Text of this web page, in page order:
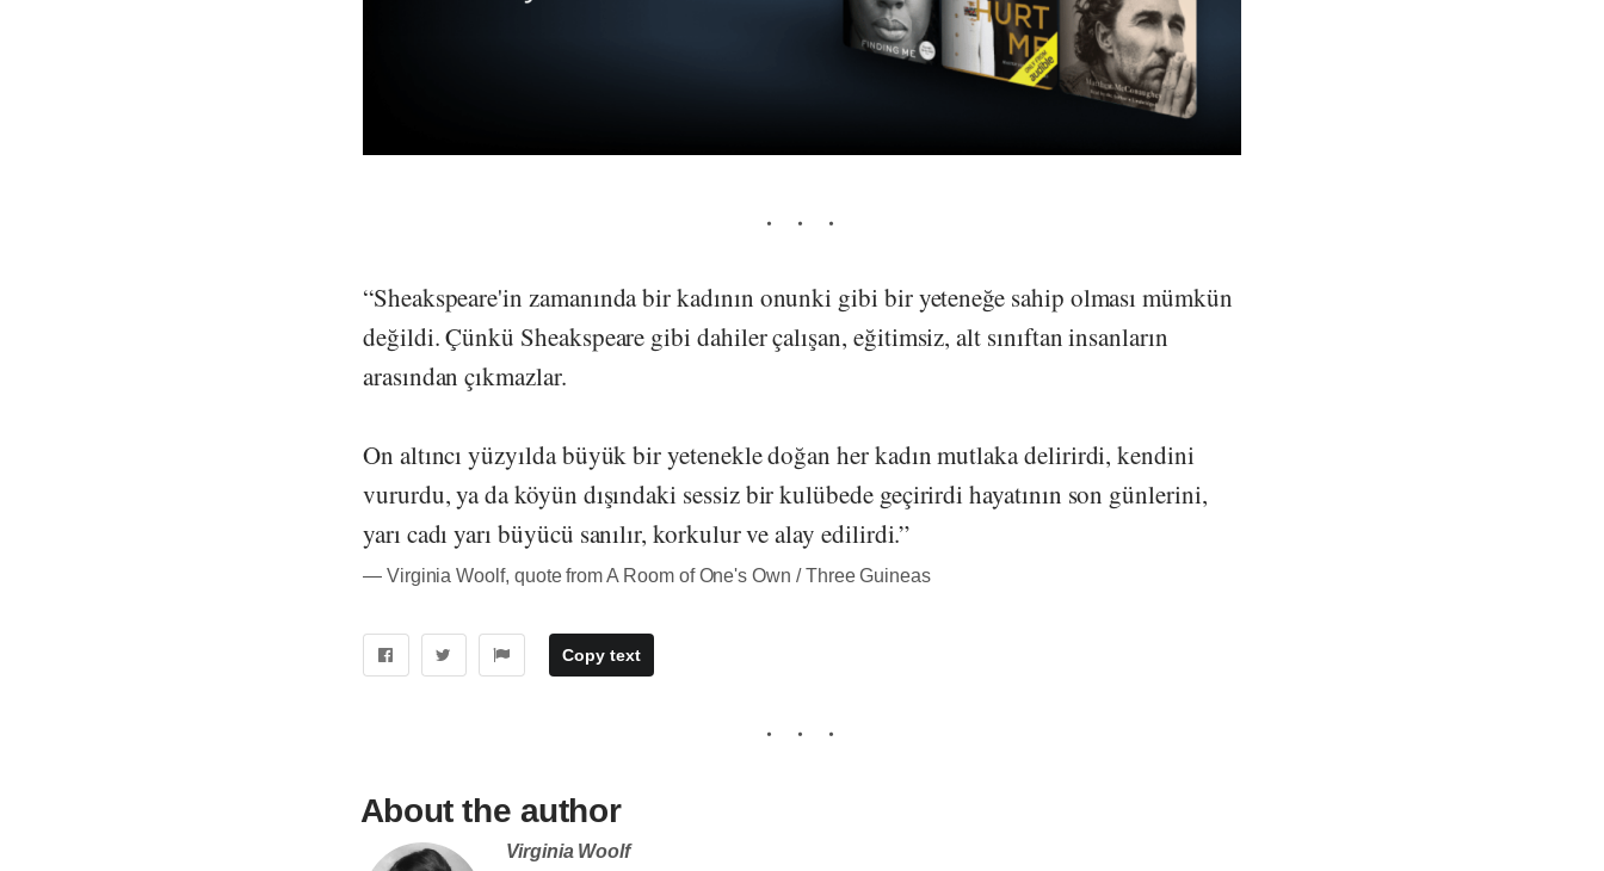
“Sheakspeare'in zamanında bir kadının onunki gibi bir yeteneğe sahip olması mümkün
değildi. Çünkü Sheakspeare gibi dahiler çalışan, eğitimsiz, alt sınıftan insanların
arasından çıkmazlar.
On altıncı yüzyılda büyük bir yetenekle doğan her kadın mutlaka delirirdi, kendini
vururdu, ya da köyün dışındaki sessiz bir kulübede geçirirdi hayatının son günlerini,
yarı cadı yarı büyücü sanılır, korkulur ve alay edilirdi.”
― Virginia Woolf, quote from A Room of One's Own / Three Guineas
Copy text
About the author
Virginia Woolf